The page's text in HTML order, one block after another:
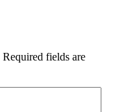
Required fields are